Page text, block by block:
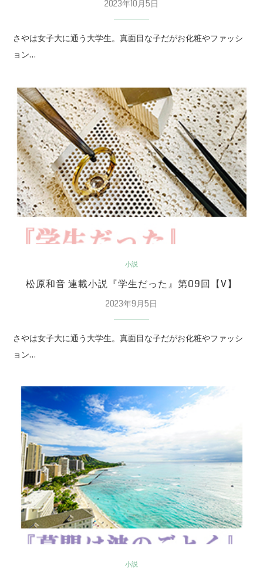
2023年10月5日
さやは女子大に通う大学生。真面目な子だがお化粧やファッシ
ョン…
小説
松原和音 連載小説『学生だった』第09回【V】
2023年9月5日
さやは女子大に通う大学生。真面目な子だがお化粧やファッシ
ョン…
小説